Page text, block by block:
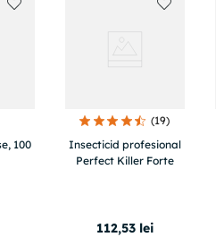
100
(19)
Insecticid profesional
Perfect Killer Forte
112,53 lei